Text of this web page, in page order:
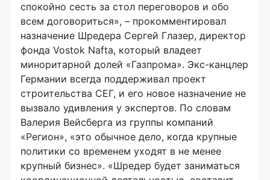
спокойно сесть за стол переговоров и обо
всем договориться», – прокомментировал
назначение Шредера Сергей Глазер, директор
фонда Vostok Nafta, который владеет
миноритарной долей «Газпрома». Экс-канцлер
Германии всегда поддерживал проект
строительства СЕГ, и его новое назначение не
вызвало удивления у экспертов. По словам
Валерия Вейсберга из группы компаний
«Регион», «это обычное дело, когда крупные
политики со временем уходят в не менее
крупный бизнес». «Шредер будет заниматься